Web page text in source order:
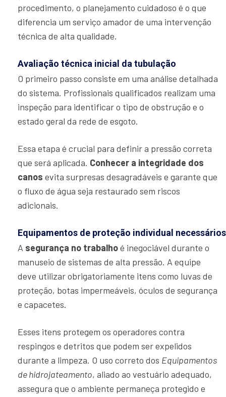
procedimento, o planejamento cuidadoso é o que
diferencia um serviço amador de uma intervenção
técnica de alta qualidade.
Avaliação técnica inicial da tubulação
O primeiro passo consiste em uma análise detalhada
do sistema. Profissionais qualificados realizam uma
inspeção para identificar o tipo de obstrução e o
estado geral da rede de esgoto.
Essa etapa é crucial para definir a pressão correta
que será aplicada. Conhecer a integridade dos
canos evita surpresas desagradáveis e garante que
o fluxo de água seja restaurado sem riscos
adicionais.
Equipamentos de proteção individual necessários
A segurança no trabalhoé inegociável durante o
manuseio de sistemas de alta pressão. A equipe
deve utilizar obrigatoriamente itens como luvas de
proteção, botas impermeáveis, óculos de segurança
e capacetes.
Esses itens protegem os operadores contra
respingos e detritos que podem ser expelidos
durante a limpeza. O uso correto dos Equipamentos
de hidrojateamento, aliado ao vestuário adequado,
assegura que o ambiente permaneça protegido e